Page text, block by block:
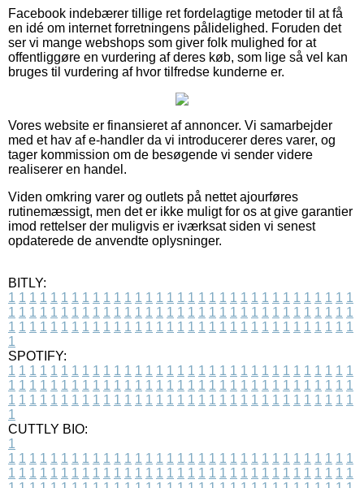
Facebook indebærer tillige ret fordelagtige metoder til at få
en idé om internet forretningens pålidelighed. Foruden det
ser vi mange webshops som giver folk mulighed for at
offentliggøre en vurdering af deres køb, som lige så vel kan
bruges til vurdering af hvor tilfredse kunderne er.
Vores website er finansieret af annoncer. Vi samarbejder
med et hav af e-handler da vi introducerer deres varer, og
tager kommission om de besøgende vi sender videre
realiserer en handel.
Viden omkring varer og outlets på nettet ajourføres
rutinemæssigt, men det er ikke muligt for os at give garantier
imod rettelser der muligvis er iværksat siden vi senest
opdaterede de anvendte oplysninger.
BITLY:
1 1 1 1 1 1 1 1 1 1 1 1 1 1 1 1 1 1 1 1 1 1 1 1 1 1 1 1 1 1 1 1 1
1 1 1 1 1 1 1 1 1 1 1 1 1 1 1 1 1 1 1 1 1 1 1 1 1 1 1 1 1 1 1 1 1
1 1 1 1 1 1 1 1 1 1 1 1 1 1 1 1 1 1 1 1 1 1 1 1 1 1 1 1 1 1 1 1 1
1
SPOTIFY:
1 1 1 1 1 1 1 1 1 1 1 1 1 1 1 1 1 1 1 1 1 1 1 1 1 1 1 1 1 1 1 1 1
1 1 1 1 1 1 1 1 1 1 1 1 1 1 1 1 1 1 1 1 1 1 1 1 1 1 1 1 1 1 1 1 1
1 1 1 1 1 1 1 1 1 1 1 1 1 1 1 1 1 1 1 1 1 1 1 1 1 1 1 1 1 1 1 1 1
1
CUTTLY BIO:
1
1 1 1 1 1 1 1 1 1 1 1 1 1 1 1 1 1 1 1 1 1 1 1 1 1 1 1 1 1 1 1 1 1
1 1 1 1 1 1 1 1 1 1 1 1 1 1 1 1 1 1 1 1 1 1 1 1 1 1 1 1 1 1 1 1 1